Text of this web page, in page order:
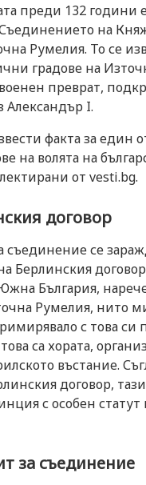
преди 132 години
на
Румелия. То се
градове на
преврат,
Александър I.
факта за един
на волята на
от vesti.bg.
договор
съединение се
Берлинския
България,
Румелия, нито
с това си
са хората,
въстание.
договор,
с особен статут
за съединение